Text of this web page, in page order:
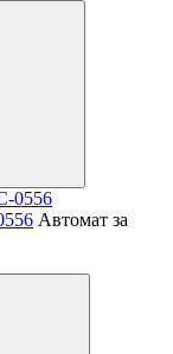
Автомат за